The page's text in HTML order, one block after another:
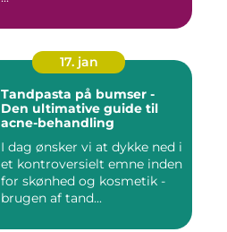
17. jan
Tandpasta på bumser -
Den ultimative guide til
acne-behandling
I dag ønsker vi at dykke ned i
et kontroversielt emne inden
for skønhed og kosmetik -
brugen af tand...